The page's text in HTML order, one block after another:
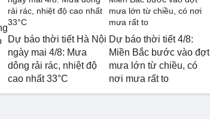
Dự báo thời tiết Hà Nội
ngày mai 4/8: Mưa
dông rải rác, nhiệt độ
cao nhất 33°C
Dự báo thời tiết 4/8:
Miền Bắc bước vào đợt
mưa lớn từ chiều, có
nơi mưa rất to